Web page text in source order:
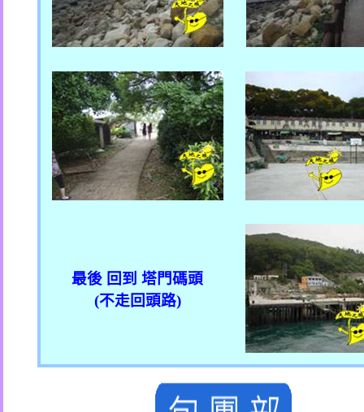
最後 回到 塔門碼頭
(不走回頭路)